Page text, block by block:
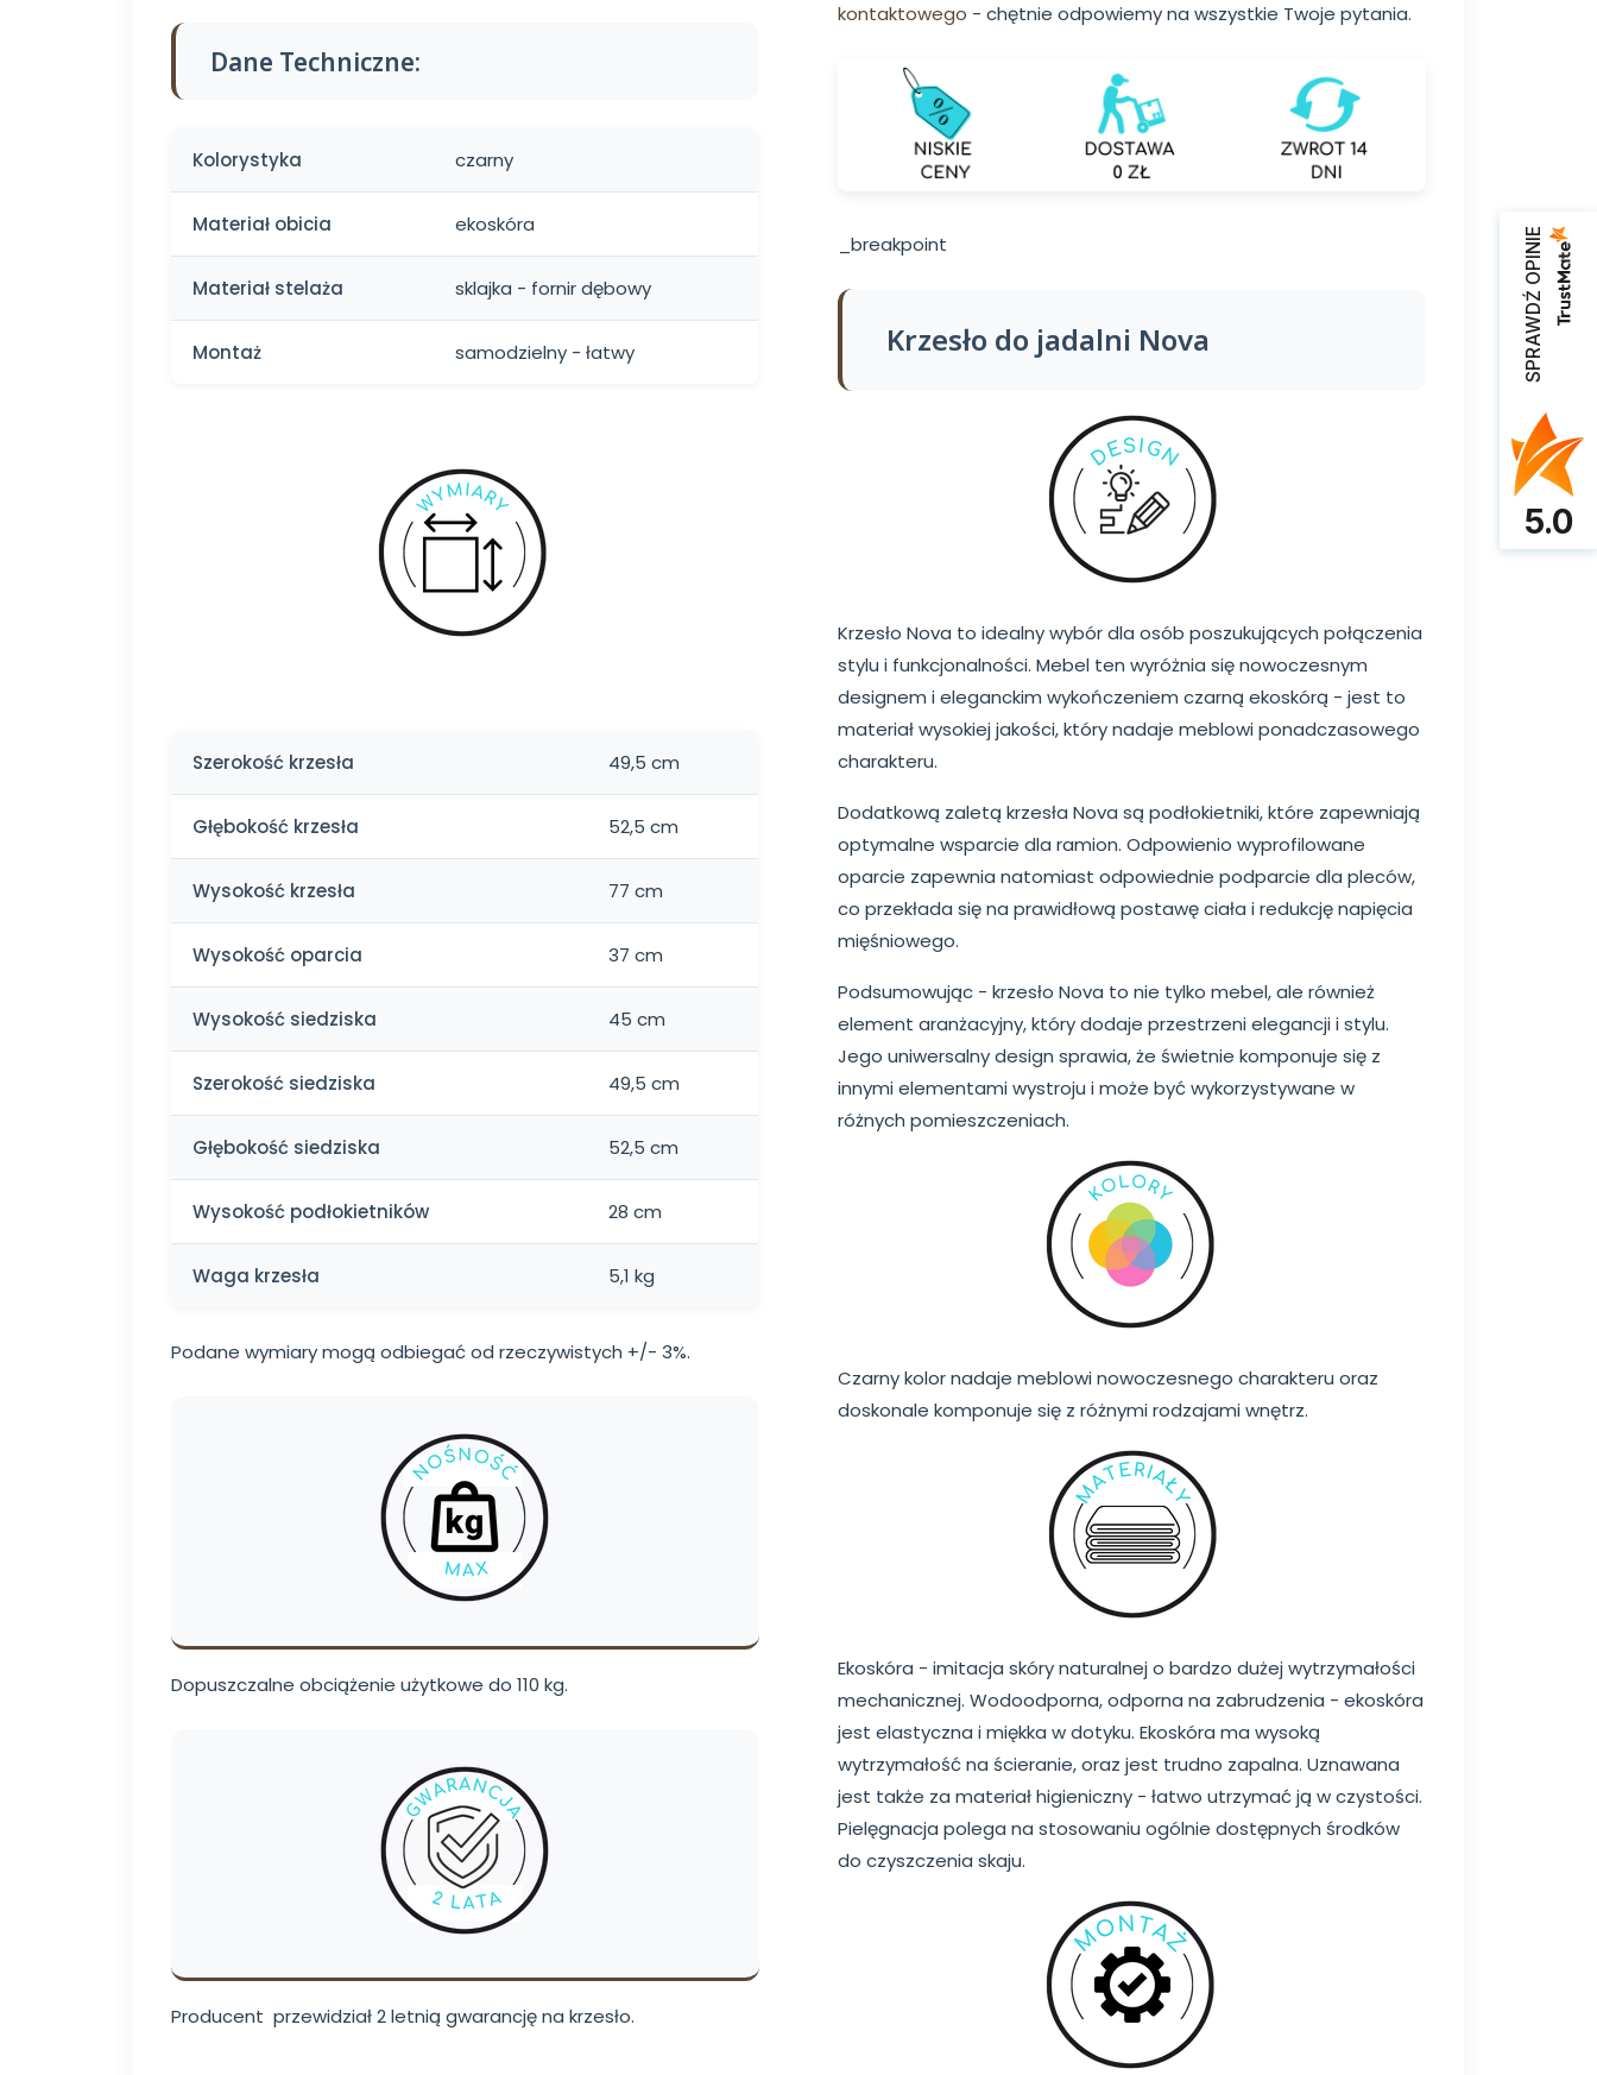
Dane Techniczne:
Kolorystyka czarny
Materiał obicia ekoskóra
Materiał stelaża sklajka - fornir dębowy
Montaż samodzielny - łatwy
Szerokość krzesła 49,5 cm
Głębokość krzesła 52,5 cm
Wysokość krzesła 77 cm
Wysokość oparcia 37 cm
Wysokość siedziska 45 cm
Szerokość siedziska 49,5 cm
Głębokość siedziska 52,5 cm
Wysokość podłokietników 28 cm
Waga krzesła 5,1 kg
Podane wymiary mogą odbiegać od rzeczywistych +/- 3%.
Dopuszczalne obciążenie użytkowe do 110 kg.
Producent przewidział 2 letnią gwarancję na krzesło.
kontaktowego - chętnie odpowiemy na wszystkie Twoje pytania.
_breakpoint
Krzesło do jadalni Nova
Krzesło Nova to idealny wybór dla osób poszukujących połączenia
stylu i funkcjonalności. Mebel ten wyróżnia się nowoczesnym
designem i eleganckim wykończeniem czarną ekoskórą - jest to
materiał wysokiej jakości, który nadaje meblowi ponadczasowego
charakteru.
Dodatkową zaletą krzesła Nova są podłokietniki, które zapewniają
optymalne wsparcie dla ramion. Odpowienio wyprofilowane
oparcie zapewnia natomiast odpowiednie podparcie dla pleców,
co przekłada się na prawidłową postawę ciała i redukcję napięcia
mięśniowego.
Podsumowując - krzesło Nova to nie tylko mebel, ale również
element aranżacyjny, który dodaje przestrzeni elegancji i stylu.
Jego uniwersalny design sprawia, że świetnie komponuje się z
innymi elementami wystroju i może być wykorzystywane w
różnych pomieszczeniach.
Czarny kolor nadaje meblowi nowoczesnego charakteru oraz
doskonale komponuje się z różnymi rodzajami wnętrz.
Ekoskóra - imitacja skóry naturalnej o bardzo dużej wytrzymałości
mechanicznej. Wodoodporna, odporna na zabrudzenia - ekoskóra
jest elastyczna i miękka w dotyku. Ekoskóra ma wysoką
wytrzymałość na ścieranie, oraz jest trudno zapalna. Uznawana
jest także za materiał higieniczny - łatwo utrzymać ją w czystości.
Pielęgnacja polega na stosowaniu ogólnie dostępnych środków
do czyszczenia skaju.
SPRAWDŹ OPINIE
5.0